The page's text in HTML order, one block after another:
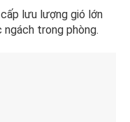
lưu lượng gió lớn
ngách trong phòng.